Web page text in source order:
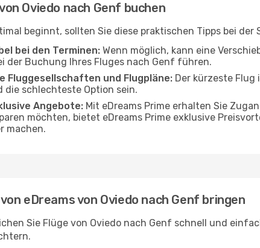
Oviedo nach Genf buchen
beginnt, sollten Sie diese praktischen Tipps bei
bei den Terminen: Wenn möglich, kann eine
der Buchung Ihres Fluges nach Genf führen.
Fluggesellschaften und Flugpläne: Der kürzeste
die schlechteste Option sein.
Angebote: Mit eDreams Prime erhalten Sie
möchten, bietet eDreams Prime exklusive
machen.
eDreams von Oviedo nach Genf bringen
Sie Flüge von Oviedo nach Genf schnell und